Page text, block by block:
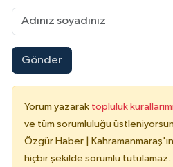
Gönder
Yorum yazarak topluluk
ve tüm sorumluluğu
Özgür Haber |
hiçbir şekilde sorumlu tutulamaz.